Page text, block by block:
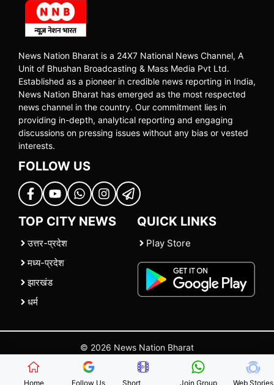
News Nation Bharat is a 24X7 National News Channel, A
Unit of Bhushan Broadcasting & Mass Media Pvt Ltd.
Established as a pioneer in credible news reporting in India,
News Nation Bharat has emerged as the most respected
news channel in the country. Our commitment lies in
providing in-depth, analytical reporting and engaging
discussions on pressing issues without any bias or vested
interests.
FOLLOW US
TOP CITY NEWS
उत्तर-प्रदेश
मध्य-प्रदेश
झारखंड
धर्म
QUICK LINKS
Play Store
© 2026 News Nation Bharat
| |Contact Us |Policies Terms and Conditions
Home Follow Us Short Join Group Web Stories